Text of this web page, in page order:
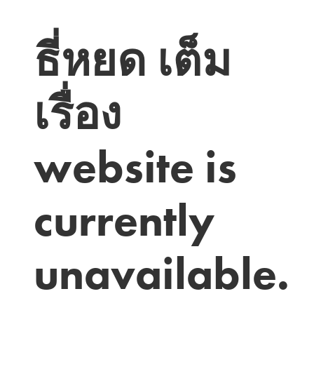
ธี่หยด เต็ม
เรื่อง
website is
currently
unavailable.